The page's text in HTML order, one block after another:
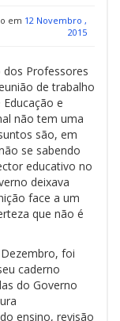
em 12 Novembro ,
2015
dos Professores
de trabalho
e
não tem uma
são, em
se sabendo
educativo no
deixava
face a um
que não é
foi
caderno
do Governo
ensino, revisão